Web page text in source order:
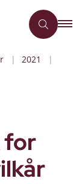
2021
for